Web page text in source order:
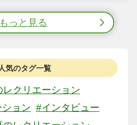
もっと見る
人気のタグ一覧
レクリエーション
ョン #インタビュー